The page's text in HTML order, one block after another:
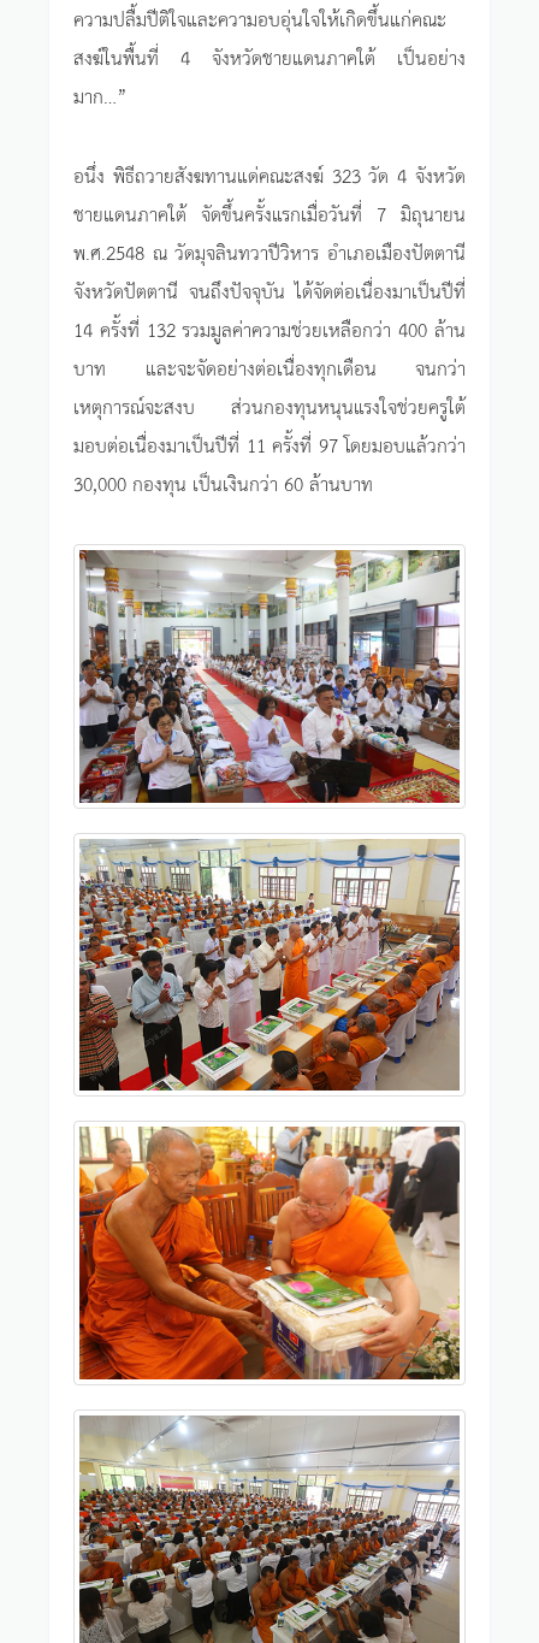
ความปลื้มปีติใจและความอบอุ่นใจให้เกิดขึ้นแก่คณะ
สงฆ์ในพื้นที่ 4 จังหวัดชายแดนภาคใต้ เป็นอย่าง
มาก…”
อนึ่ง พิธีถวายสังฆทานแด่คณะสงฆ์ 323 วัด 4 จังหวัด
ชายแดนภาคใต้ จัดขึ้นครั้งแรกเมื่อวันที่ 7 มิถุนายน
พ.ศ.2548 ณ วัดมุจลินทวาปีวิหาร อำเภอเมืองปัตตานี
จังหวัดปัตตานี จนถึงปัจจุบัน ได้จัดต่อเนื่องมาเป็นปีที่
14 ครั้งที่ 132 รวมมูลค่าความช่วยเหลือกว่า 400 ล้าน
บาท และจะจัดอย่างต่อเนื่องทุกเดือน จนกว่า
เหตุการณ์จะสงบ ส่วนกองทุนหนุนแรงใจช่วยครูใต้
มอบต่อเนื่องมาเป็นปีที่ 11 ครั้งที่ 97 โดยมอบแล้วกว่า
30,000 กองทุน เป็นเงินกว่า 60 ล้านบาท